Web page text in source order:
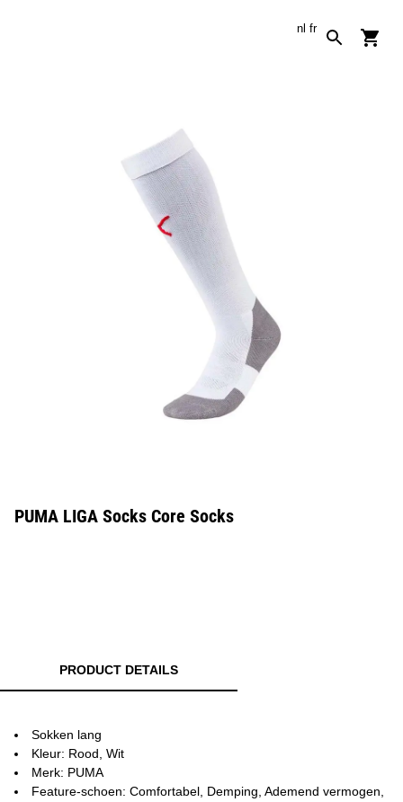
nl fr
PUMA LIGA Socks Core Socks
PRODUCT DETAILS
Sokken lang
Kleur: Rood, Wit
Merk: PUMA
Feature-schoen: Comfortabel, Demping, Ademend vermogen,